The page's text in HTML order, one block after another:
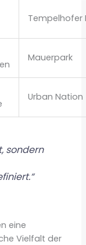
Tempelhofer
Mauerpark
Urban Nation
sondern
eine
Vielfalt der